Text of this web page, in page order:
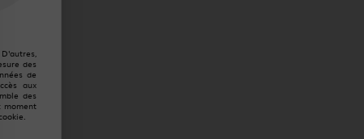
des
de
aux
des
moment